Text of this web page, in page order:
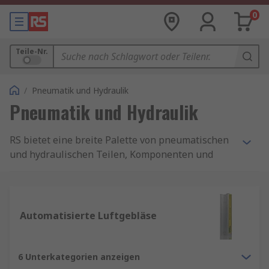
0
Teile-Nr.
/ Pneumatik und Hydraulik
Pneumatik und Hydraulik
RS bietet eine breite Palette von pneumatischen
und hydraulischen Teilen, Komponenten und
zweckbestimmten Systems benötigen, oder um
Teile für die Aktualisierung, Wartung oder
Marken. Erfahren Sie in diesem Artikel wie Sie
Automatisierte Luftgebläse
6 Unterkategorien anzeigen